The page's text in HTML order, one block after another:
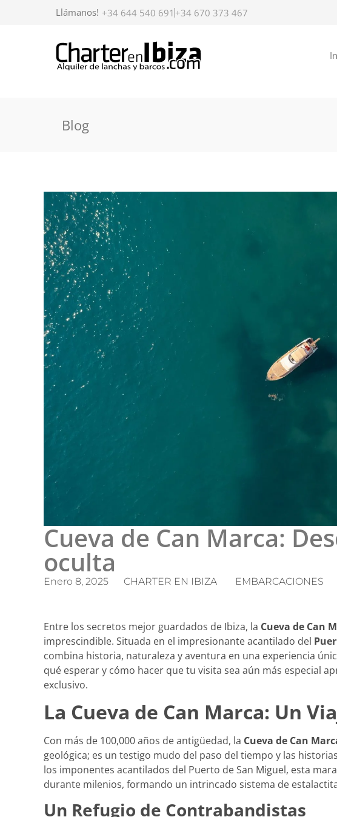
Llámanos! +34 644 540 691 +34 670 373 467
Blog
Cueva de Can Marca:
oculta
Enero 8, 2025 CHARTER EN IBIZA EMBARCACIONES
Entre los secretos mejor guardados de Ibiza, la Cueva de Can
imprescindible. Situada en el impresionante acantilado del
combina historia, naturaleza y aventura en una experiencia
qué esperar y cómo hacer que tu visita sea aún más especial
exclusivo.
La Cueva de Can Marca: Un
Con más de 100,000 años de antigüedad, la Cueva de Can
geológica; es un testigo mudo del paso del tiempo y las
los imponentes acantilados del Puerto de San Miguel, esta
durante milenios, formando un intrincado sistema de
Un Refugio de Contrabandistas